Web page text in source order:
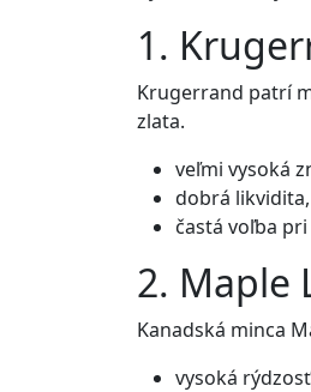
1.
Krugerrand patrí
zlata.
veľmi vysoká
dobrá likvidita,
častá voľba
2. Maple
Kanadská minca
vysoká